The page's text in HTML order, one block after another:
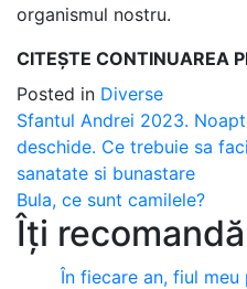
organismul nostru.
CITEȘTE CONTINUAREA
Posted in Diverse
Post
navigation
Sfantul Andrei 2023.
deschide. Ce trebuie sa
sanatate si bunastare
Bula, ce sunt camilele?
Îți
În fiecare an, fiul